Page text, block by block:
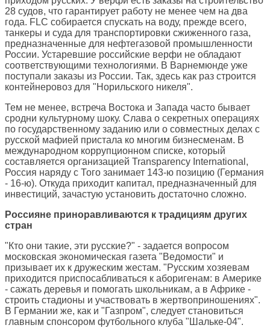
28 судов, что гарантирует работу не менее чем на два
года. FLC собирается спускать на воду, прежде всего,
танкеры и суда для транспортировки сжиженного газа,
предназначенные для нефтегазовой промышленности
России. Устаревшие российские верфи не обладают
соответствующими технологиями. В Варнемюнде уже
поступали заказы из России. Так, здесь как раз строится
контейнеровоз для "Норильского никеля".
Тем не менее, встреча Востока и Запада часто бывает
сродни культурному шоку. Слава о секретных операциях
по государственному заданию или о совместных делах с
русской мафией пристала ко многим бизнесменам. В
международном коррупционном списке, который
составляется организацией Transparency International,
Россия наряду с Того занимает 143-ю позицию (Германия
- 16-ю). Откуда приходит капитал, предназначенный для
инвестиций, зачастую установить достаточно сложно.
Россияне приноравливаются к традициям других
стран
"Кто они такие, эти русские?" - задается вопросом
московская экономическая газета "Ведомости" и
призывает их к дружеским жестам. "Русским хозяевам
приходится приспосабливаться к аборигенам: в Америке
- сажать деревья и помогать школьникам, а в Африке -
строить стадионы и участвовать в жертвоприношениях".
В Германии же, как и "Газпром", следует становиться
главным спонсором футбольного клуба "Шальке-04".